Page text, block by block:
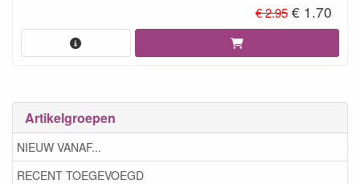
Artikelgroepen
NIEUW VANAF...
RECENT TOEGEVOEGD
€ 2.95€ 1.70